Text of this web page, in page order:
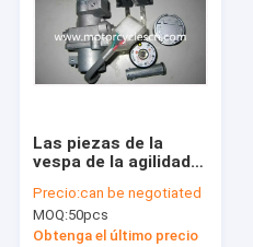
Las piezas de la
vespa de la agilidad
cerradura eléctrica
determinada del
depósito de gasolina
Precio:can be negotiated
MOQ:50pcs
Obtenga el último precio